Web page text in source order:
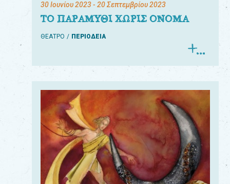
30 Ιουνίου 2023- 20 Σεπτεμβρίου 2023
ΤΟ ΠΑΡΑΜΥΘΙ ΧΩΡΙΣ ΟΝΟΜΑ
ΘΕΑΤΡΟ ΠΕΡΙΟΔΕΙΑ